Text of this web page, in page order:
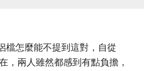
檔怎麼能不提到這對，自從
，兩人雖然都感到有點負擔，